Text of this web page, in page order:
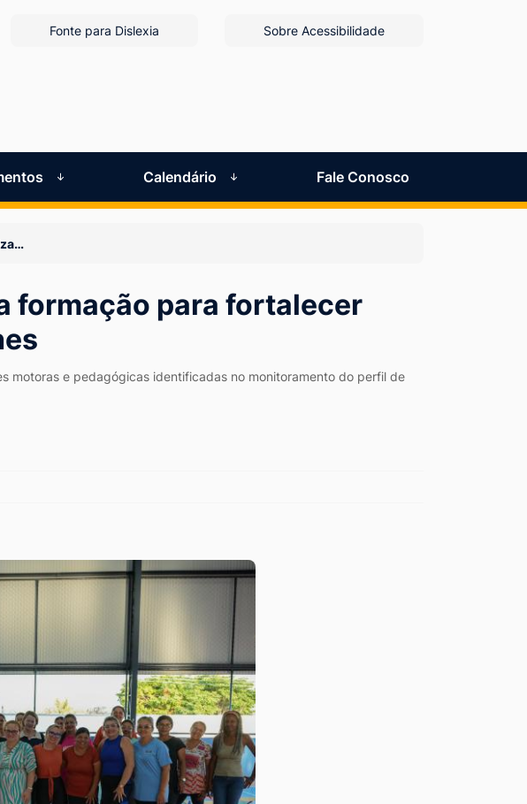
Fonte para Dislexia Sobre Acessibilidade
Calendário Fale Conosco
formação para fortalecer
motoras e pedagógicas identificadas no monitoramento do perfil de